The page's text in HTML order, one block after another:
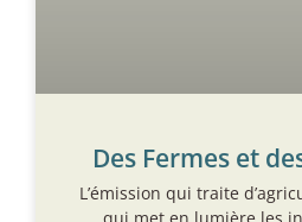
Des Fermes et
L’émission qui traite